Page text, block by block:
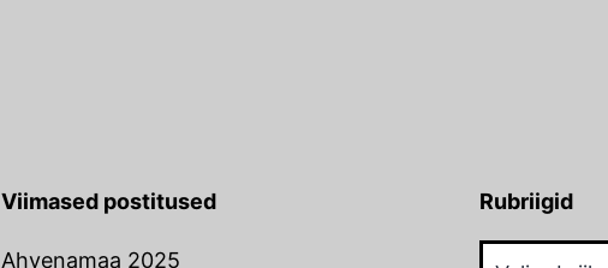
Viimased postitused
Ahvenamaa 2025
Rubriigid